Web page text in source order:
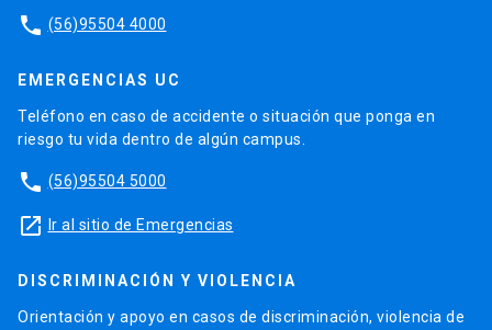
phone (56)95504 4000
EMERGENCIAS UC
Teléfono en caso de accidente o situación que ponga en
riesgo tu vida dentro de algún campus.
phone (56)95504 5000
launch Ir al sitio de Emergencias
DISCRIMINACIÓN Y VIOLENCIA
Orientación y apoyo en casos de discriminación, violencia de